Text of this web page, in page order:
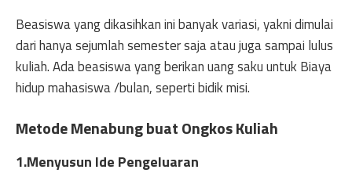
Beasiswa yang dikasihkan ini banyak variasi, yakni dimulai
dari hanya sejumlah semester saja atau juga sampai lulus
kuliah. Ada beasiswa yang berikan uang saku untuk Biaya
hidup mahasiswa /bulan, seperti bidik misi.
Metode Menabung buat Ongkos Kuliah
1.Menyusun Ide Pengeluaran